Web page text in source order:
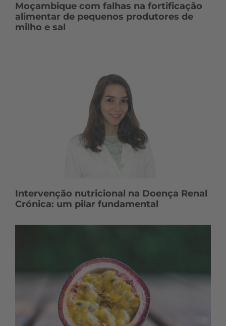
Moçambique com falhas na fortificação
alimentar de pequenos produtores de
milho e sal
Intervenção nutricional na Doença Renal
Crónica: um pilar fundamental